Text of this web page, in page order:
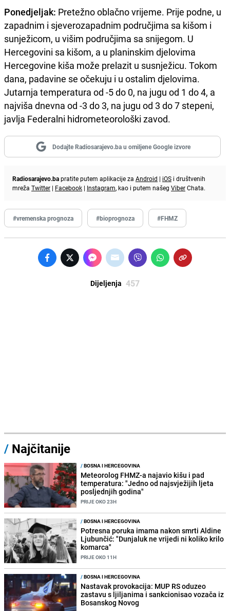
Ponedjeljak: Pretežno oblačno vrijeme. Prije podne, u
zapadnim i sjeverozapadnim područjima sa kišom i
sunježicom, u višim područjima sa snijegom. U
Hercegovini sa kišom, a u planinskim djelovima
Hercegovine kiša može prelazit u susnježicu. Tokom
dana, padavine se očekuju i u ostalim djelovima.
Jutarnja temperatura od -5 do 0, na jugu od 1 do 4, a
najviša dnevna od -3 do 3, na jugu od 3 do 7 stepeni,
javlja Federalni hidrometeorološki zavod.
Dodajte Radiosarajevo.ba u omiljene Google izvore
Radiosarajevo.bapratite putem aplikacije za Android | iOS i društvenih
mreža Twitter | Facebook | Instagram, kao i putem našeg ViberChata.
#vremenska prognoza #bioprognoza #FHMZ
Dijeljenja 457
/ Najčitanije
/BOSNA I HERCEGOVINA
Meteorolog FHMZ-a najavio kišu i pad
temperatura: "Jedno od najsvježijih ljeta
posljednjih godina"
PRIJE OKO 23H
/BOSNA I HERCEGOVINA
Potresna poruka imama nakon smrti Aldine
Ljubunčić: "Dunjaluk ne vrijedi ni koliko krilo
komarca"
PRIJE OKO 11H
/BOSNA I HERCEGOVINA
Nastavak provokacija: MUP RS oduzeo
zastavu s ljiljanima i sankcionisao vozača iz
Bosanskog Novog